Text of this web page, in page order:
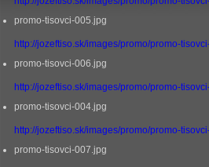
promo-tisovci-005.jpg
http://jozeftiso.sk/images/promo/promo-
promo-tisovci-006.jpg
http://jozeftiso.sk/images/promo/promo-
promo-tisovci-004.jpg
http://jozeftiso.sk/images/promo/promo-
promo-tisovci-007.jpg